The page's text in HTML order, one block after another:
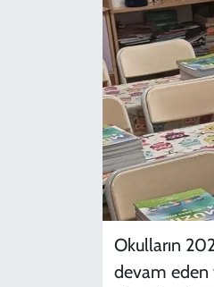
Okulların
devam eden